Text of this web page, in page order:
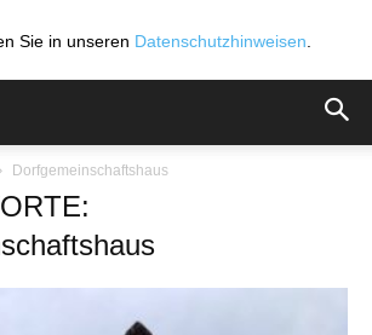
Sie in unseren Datenschutzhinweisen
Dorfgemeinschaftshaus